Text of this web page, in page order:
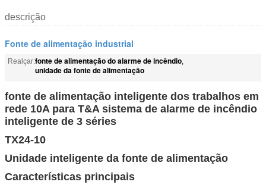
descrição
Fonte de alimentação industrial
Realçar:fonte de alimentação do alarme de incêndio,
unidade da fonte de alimentação
fonte de alimentação inteligente dos trabalhos em
rede 10A para T&A sistema de alarme de incêndio
inteligente de 3 séries
TX24-10
Unidade inteligente da fonte de alimentação
Características principais